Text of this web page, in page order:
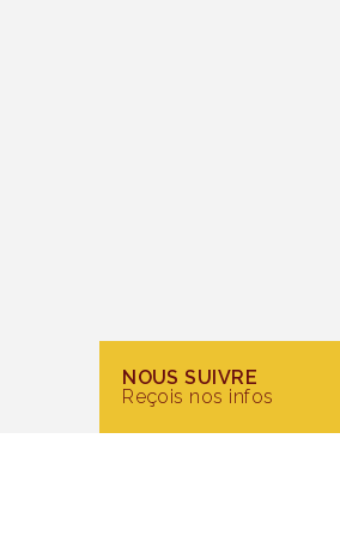
NOUS SUIVRE
Reçois nos infos